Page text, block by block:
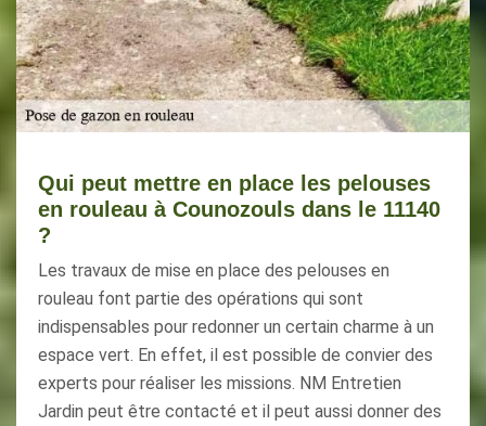
Qui peut mettre en place les pelouses
en rouleau à Counozouls dans le 11140
?
Les travaux de mise en place des pelouses en
rouleau font partie des opérations qui sont
indispensables pour redonner un certain charme à un
espace vert. En effet, il est possible de convier des
experts pour réaliser les missions. NM Entretien
Jardin peut être contacté et il peut aussi donner des